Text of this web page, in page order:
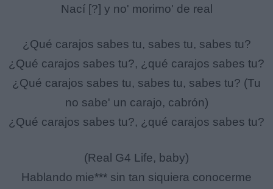
Nací [?] y no' morimo' de real
¿Qué carajos sabes tu, sabes tu, sabes tu?
¿Qué carajos sabes tu?, ¿qué carajos sabes tu?
¿Qué carajos sabes tu, sabes tu, sabes tu? (Tu
no sabe' un carajo, cabrón)
¿Qué carajos sabes tu?, ¿qué carajos sabes tu?
(Real G4 Life, baby)
Hablando mie*** sin tan siquiera conocerme